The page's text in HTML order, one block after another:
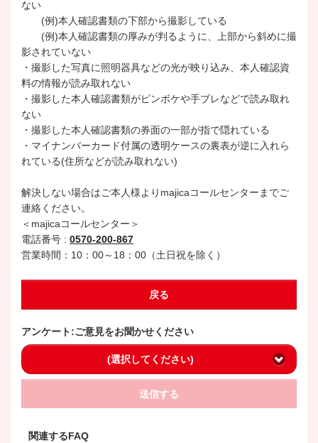
ない
(例)本人確認書類の下部から撮影している
(例)本人確認書類の厚みが判るように、上部から斜めに撮
影されていない
・撮影した写真に照明器具などの光が映り込み、本人確認資
料の情報が読み取れない
・撮影した本人確認書類がピンボケや手ブレなどで読み取れ
ない
・撮影した本人確認書類の券面の一部が指で隠れている
・マイナンバーカード付属の透明ケースの裏表が逆に入れら
れている(住所などが読み取れない)
解決しない場合はご本人様よりmajicaコールセンターまでご
連絡ください。
＜majicaコールセンター＞
電話番号 : 0570-200-867
営業時間：10：00～18：00（土日祝を除く）
戻る
アンケート:ご意見をお聞かせください
(選択してください)
送信する
関連するFAQ